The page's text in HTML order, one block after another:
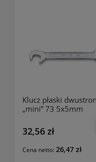
Klucz płaski
„mini” 73 5x5mm
32,56 zł
Cena netto: 26,47 zł